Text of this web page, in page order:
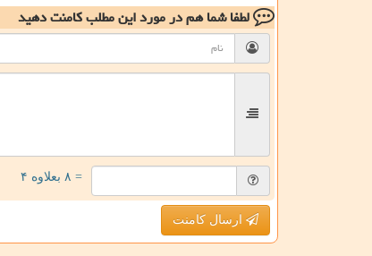
لطفا شما همدر مورد این مطلبکامنت دهید
= ۸ بعلاوه ۴
ارسال کامنت